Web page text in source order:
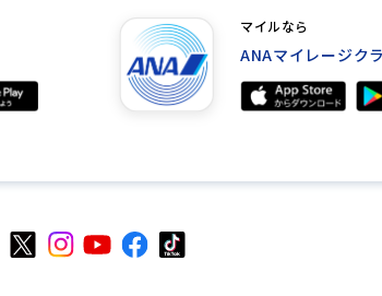
マイルなら
ANAマイレージク